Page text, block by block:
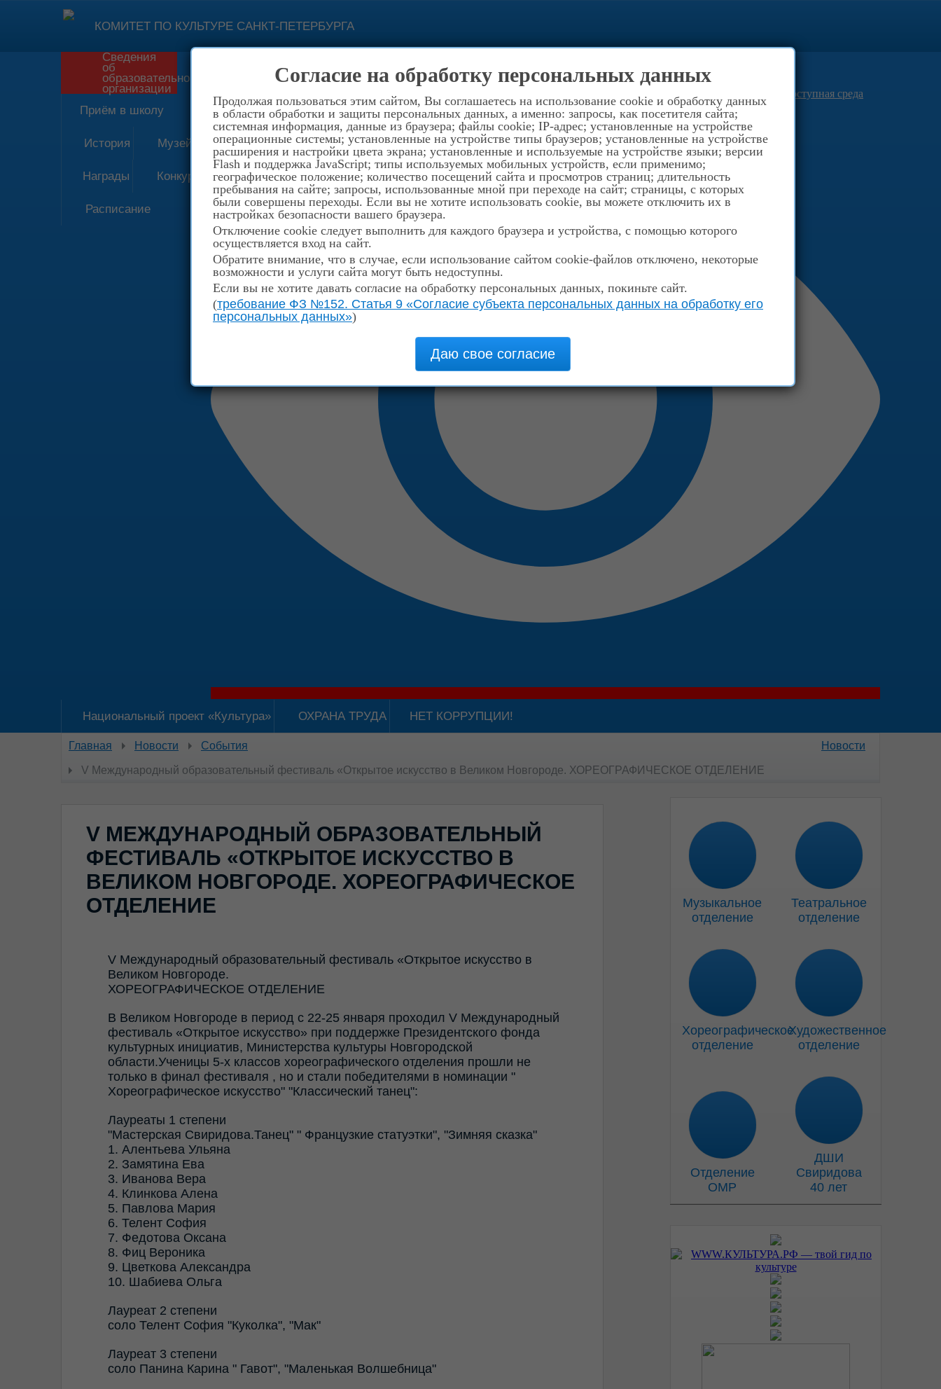
Согласие на обработку персональных данных
Продолжая пользоваться этим сайтом, Вы соглашаетесь на использование cookie и обработку данных
в области обработки и защиты персональных данных, а именно: запросы, как посетителя сайта;
системная информация, данные из браузера; файлы cookie; IP-адрес; установленные на устройстве
операционные системы; установленные на устройстве типы браузеров; установленные на устройстве
расширения и настройки цвета экрана; установленные и используемые на устройстве языки; версии
Flash и поддержка JavaScript; типы используемых мобильных устройств, если применимо;
географическое положение; количество посещений сайта и просмотров страниц; длительность
пребывания на сайте; запросы, использованные мной при переходе на сайт; страницы, с которых
были совершены переходы. Если вы не хотите использовать cookie, вы можете отключить их в
настройках безопасности вашего браузера.
Отключение cookie следует выполнить для каждого браузера и устройства, с помощью которого
осуществляется вход на сайт.
Обратите внимание, что в случае, если использование сайтом cookie-файлов отключено, некоторые
возможности и услуги сайта могут быть недоступны.
Если вы не хотите давать согласие на обработку персональных данных, покиньте сайт.
(требование ФЗ №152. Статья 9 «Согласие субъекта персональных данных на обработку его
персональных данных»)
КОМИТЕТ ПО КУЛЬТУРЕ САНКТ-ПЕТЕРБУРГА
Форма обратной связи Контакты
8-921-957-94-66
194352, Санкт-Петербург, пр.Просвещения д.40
Доступная среда
Сведения
об
образовательной
организации
Приём в школу
История Музей
Награды Конкурсы
Расписание
Национальный проект «Культура» ОХРАНА ТРУДА НЕТ КОРРУПЦИИ!
Новости
Главная Новости События
V Международный образовательный фестиваль «Открытое искусство в Великом Новгороде. ХОРЕОГРАФИЧЕСКОЕ ОТДЕЛЕНИЕ
V МЕЖДУНАРОДНЫЙ ОБРАЗОВАТЕЛЬНЫЙ
ФЕСТИВАЛЬ «ОТКРЫТОЕ ИСКУССТВО В
ВЕЛИКОМ НОВГОРОДЕ. ХОРЕОГРАФИЧЕСКОЕ
ОТДЕЛЕНИЕ
V Международный образовательный фестиваль «Открытое искусство в
Великом Новгороде.
ХОРЕОГРАФИЧЕСКОЕ ОТДЕЛЕНИЕ
В Великом Новгороде в период с 22-25 января проходил V Международный
фестиваль «Открытое искусство» при поддержке Президентского фонда
культурных инициатив, Министерства культуры Новгородской
области.Ученицы 5-х классов хореографического отделения прошли не
только в финал фестиваля , но и стали победителями в номинации "
Хореографическое искусство" "Классический танец":
Лауреаты 1 степени
"Мастерская Свиридова.Танец" " Французкие статуэтки", "Зимняя сказка"
1. Алентьева Ульяна
2. Замятина Ева
3. Иванова Вера
4. Клинкова Алена
5. Павлова Мария
6. Телент София
7. Федотова Оксана
8. Фиц Вероника
9. Цветкова Александра
10. Шабиева Ольга
Лауреат 2 степени
соло Телент София "Куколка", "Мак"
Лауреат 3 степени
соло Панина Карина " Гавот", "Маленькая Волшебница"
Музыкальное
отделение
Театральное
отделение
Хореографическое
отделение
Художественное
отделение
Отделение
ОМР
ДШИ
Свиридова
40 лет